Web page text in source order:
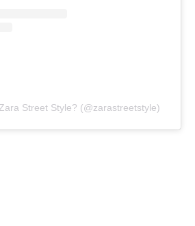
Street Style? (@zarastreetstyle)